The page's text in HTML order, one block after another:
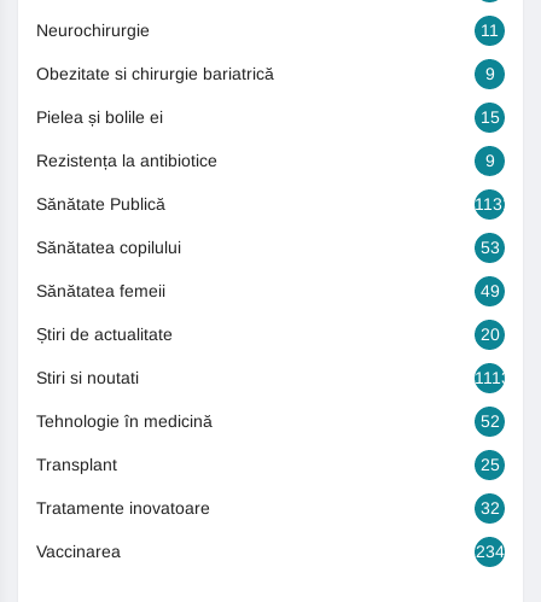
Neurochirurgie 11
Obezitate si chirurgie bariatrică 9
Pielea și bolile ei 15
Rezistența la antibiotice 9
Sănătate Publică 1131
Sănătatea copilului 53
Sănătatea femeii 49
Știri de actualitate 20
Stiri si noutati 1113
Tehnologie în medicină 52
Transplant 25
Tratamente inovatoare 32
Vaccinarea 234